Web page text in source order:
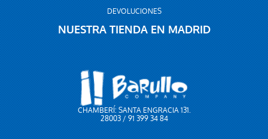
DEVOLUCIONES
NUESTRA TIENDA EN MADRID
CHAMBERÍ: SANTA ENGRACIA 131.
28003 / 91 399 34 84